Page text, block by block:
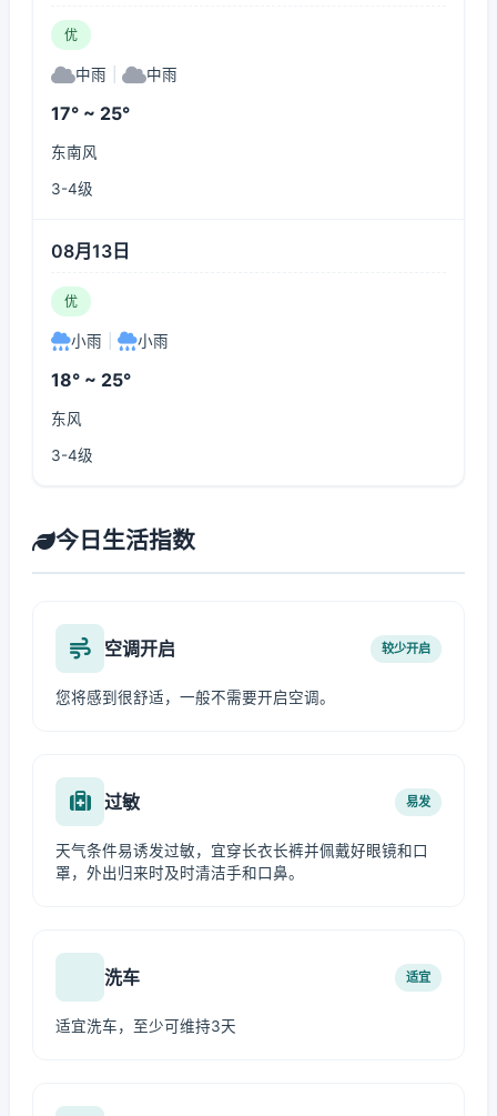
优
中雨 中雨
17° ~ 25°
东南风
3-4级
08月13日
优
小雨 小雨
18° ~ 25°
东风
3-4级
今日生活指数
空调开启 较少开启
您将感到很舒适，一般不需要开启空调。
过敏 易发
天气条件易诱发过敏，宜穿长衣长裤并佩戴好眼镜和口
罩，外出归来时及时清洁手和口鼻。
洗车 适宜
适宜洗车，至少可维持3天